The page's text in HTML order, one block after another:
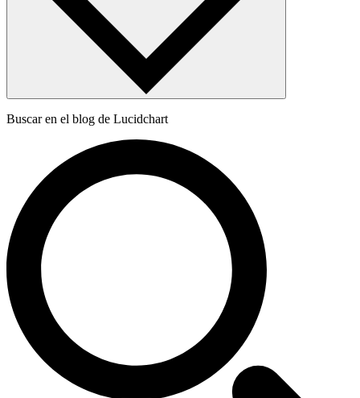
Buscar en el blog de Lucidchart